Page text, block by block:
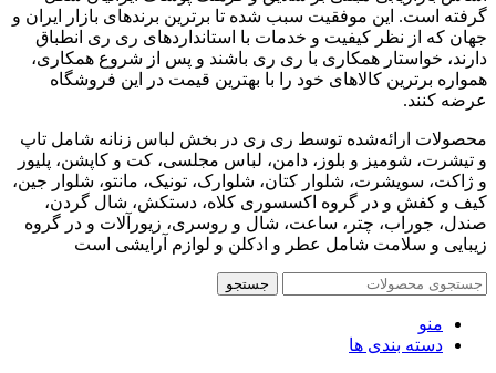
گرفته است. این موفقیت سبب شده تا برترین برندهای بازار ایران و
جهان که از نظر کیفیت و خدمات با استانداردهای ری ری انطباق
دارند، خواستار همکاری با ری ری باشند و پس از شروع همکاری،
همواره برترین کالاهای خود را با بهترین قیمت در این فروشگاه
عرضه کنند.
محصولات ارائه‌شده توسط ری ری در بخش لباس زنانه شامل تاپ
و تیشرت، شومیز و بلوز، دامن، لباس مجلسی، کت و کاپشن، پلیور
و ژاکت، سویشرت، شلوار کتان، شلوارک، تونیک، مانتو، شلوار جین،
کیف و کفش و در گروه اکسسوری کلاه، دستکش، شال گردن،
صندل، جوراب، چتر، ساعت، شال و روسری، زیورآلات و در گروه
زیبایی و سلامت شامل عطر و ادکلن و لوازم آرایشی است
جستجو
منو
دسته بندی ها